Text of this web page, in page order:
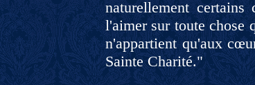
naturellement
l'aimer sur toute chose
n'appartient qu'aux
Sainte Charité."